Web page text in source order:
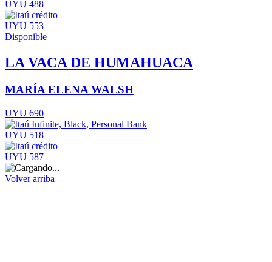
UYU 488
UYU 553
Disponible
LA VACA DE HUMAHUACA
MARÍA ELENA WALSH
UYU 690
UYU 518
UYU 587
Volver arriba